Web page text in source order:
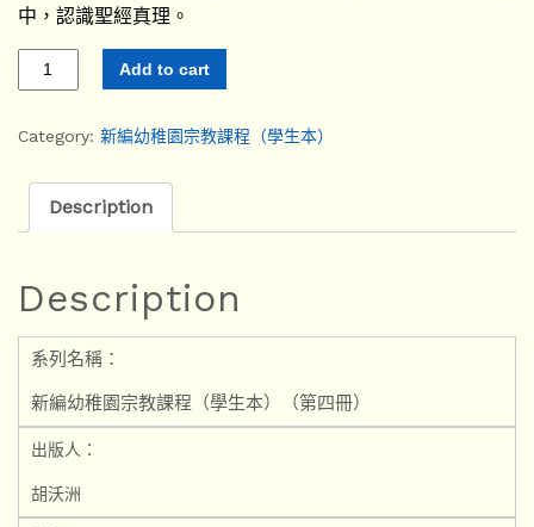
中，認識聖經真理。
Add to cart
Category: 新編幼稚園宗教課程（學生本）
Description
Description
系列名稱：
新編幼稚園宗教課程（學生本）（第四冊）
出版人：
胡沃洲